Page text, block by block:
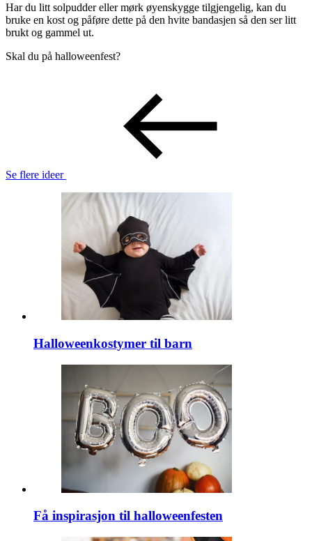
Har du litt solpudder eller mørk øyenskygge tilgjengelig, kan du
bruke en kost og påføre dette på den hvite bandasjen så den ser litt
brukt og gammel ut.
Skal du på halloweenfest?
Se flere ideer
Halloweenkostymer til barn
Få inspirasjon til halloweenfesten